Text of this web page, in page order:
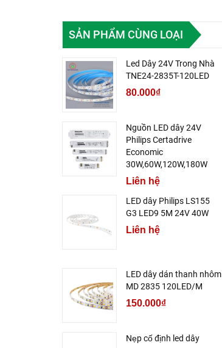
SẢN PHẨM CÙNG LOẠI
Led Dây 24V Trong Nhà
TNE24-2835T-120LED
80.000₫
Nguồn LED dây 24V
Philips Certadrive
Economic
30W,60W,120W,180W
Liên hệ
LED dây Philips LS155
G3 LED9 5M 24V 40W
Liên hệ
LED dây dán thanh nhôm
MD 2835 120LED/M
150.000₫
Nẹp cố định led dây